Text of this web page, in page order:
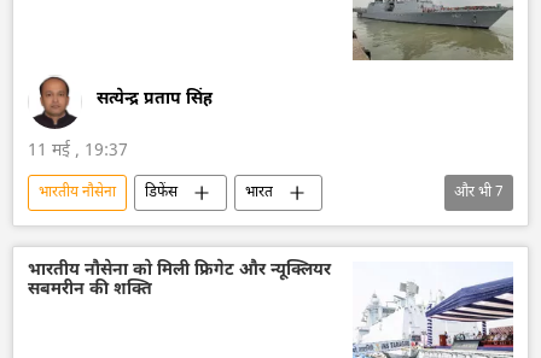
सत्येन्द्र प्रताप सिंह
11 मई , 19:37
भारतीय नौसेना डिफेंस
भारत
भारत सरकार
बांग्लादेश
जहाजी बेड़ा
श्रीलंका
रक्षा मंत्रालय (MoD)
रक्षा-पंक्ति
और भी7
भारतीय नौसेना को मिली फ्रिगेट और न्यूक्लियर
सबमरीन की शक्ति